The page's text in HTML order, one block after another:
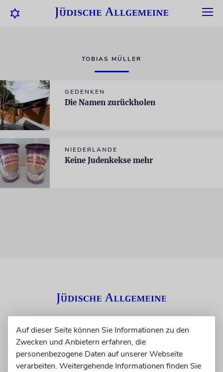
TOBIAS MÜLLER
GEDENKEN
Die Namen zurückholen
NIEDERLANDE
Keine Judenkekse mehr
Auf dieser Seite können Sie Informationen zu den
Zwecken und Anbietern erfahren, die
personenbezogene Daten auf unserer Webseite
verarbeiten. Weitergehende Informationen finden Sie